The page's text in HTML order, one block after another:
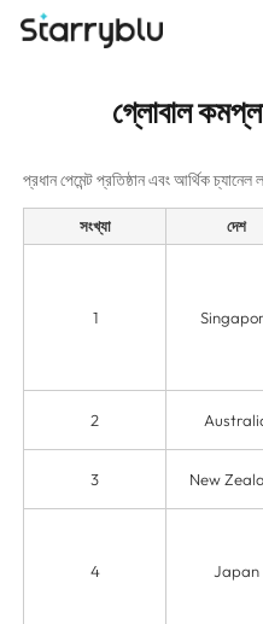
গ্লোবাল
প্রধান পেমেন্ট প্রতিষ্ঠান এবং আর্থিক চ্যানেল
সংখ্যা দেশ
1
2
3 New
4 Japan